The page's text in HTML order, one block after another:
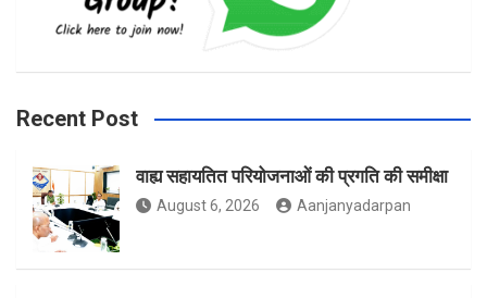
o g e
Recent Post
वाह्य सहायतित परियोजनाओं की प्रगति की समीक्षा
August 6, 2026 Aanjanyadarpan